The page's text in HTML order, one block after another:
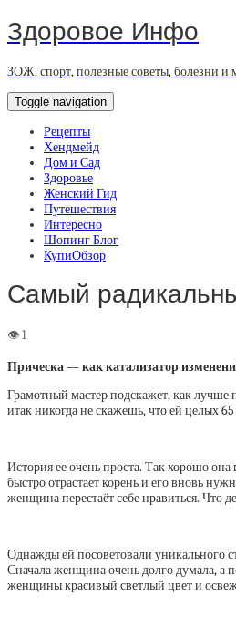
Здоровое Инфо
ЗОЖ, спорт, полезные советы, болезни и
Toggle navigation
Рецепты
Хендмейд
Дом и Сад
Здоровье
Женский Гид
Путешествия
Интересно
Шопинг Блог
КупиОбзор
Самый
Прическа — как катализатор
Грамотный мастер подскажет, как лучше
итак никогда не скажешь, что ей целых
История ее очень проста. Так хорошо
быстро отрастает корень и его вновь
женщина перестаёт себе нравиться. Что
Однажды ей посоветовали уникального
Сначала женщина очень долго думала, а
женщины красивый светлый цвет и